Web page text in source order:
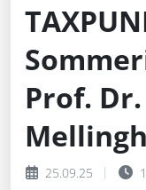
Prof.
25.09.25